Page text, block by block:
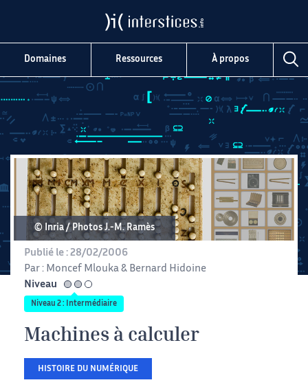
Domaines Ressources À propos
© Inria / Photos J.-M. Ramès
Publié le : 28/02/2006
Par : Moncef Mlouka & Bernard Hidoine
Niveau
intermédiaire
Niveau 2 : Intermédiaire
Machines à calculer
HISTOIRE DU NUMÉRIQUE